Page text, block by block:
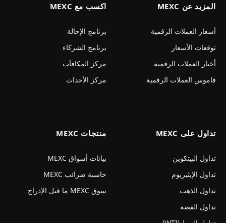
المزيد عن MEXC
أسعار العملات الرقمية
توقعات الأسعار
أخبار العملات الرقمية
قاموس العملات الرقمية
اكسب مع MEXC
برنامج الإحالة
برنامج الشركاء
مركز المكافآت
مركز الأحداث
تداول على MEXC
تداول البيتكوين
تداول الإيثيريوم
تداول الذهب
تداول الفضة
منتجات MEXC
بيانات أسواق MEXC
حاسبة ضرائب MEXC
سوق MEXC ما قبل الإدراج